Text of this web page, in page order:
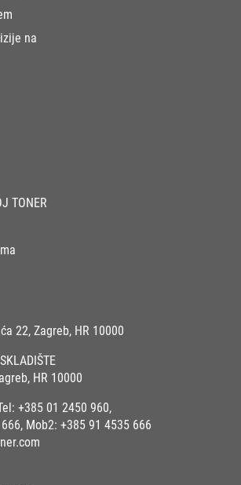
na
TONER
22, Zagreb, HR 10000
HR 10000
+385 01 2450 960,
, Mob2: +385 91 4535 666